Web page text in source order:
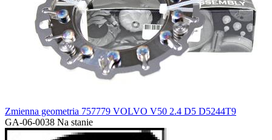
Zmienna geometria 757779 VOLVO V50 2.4 D5 D5244T9
GA-06-0038 Na stanie